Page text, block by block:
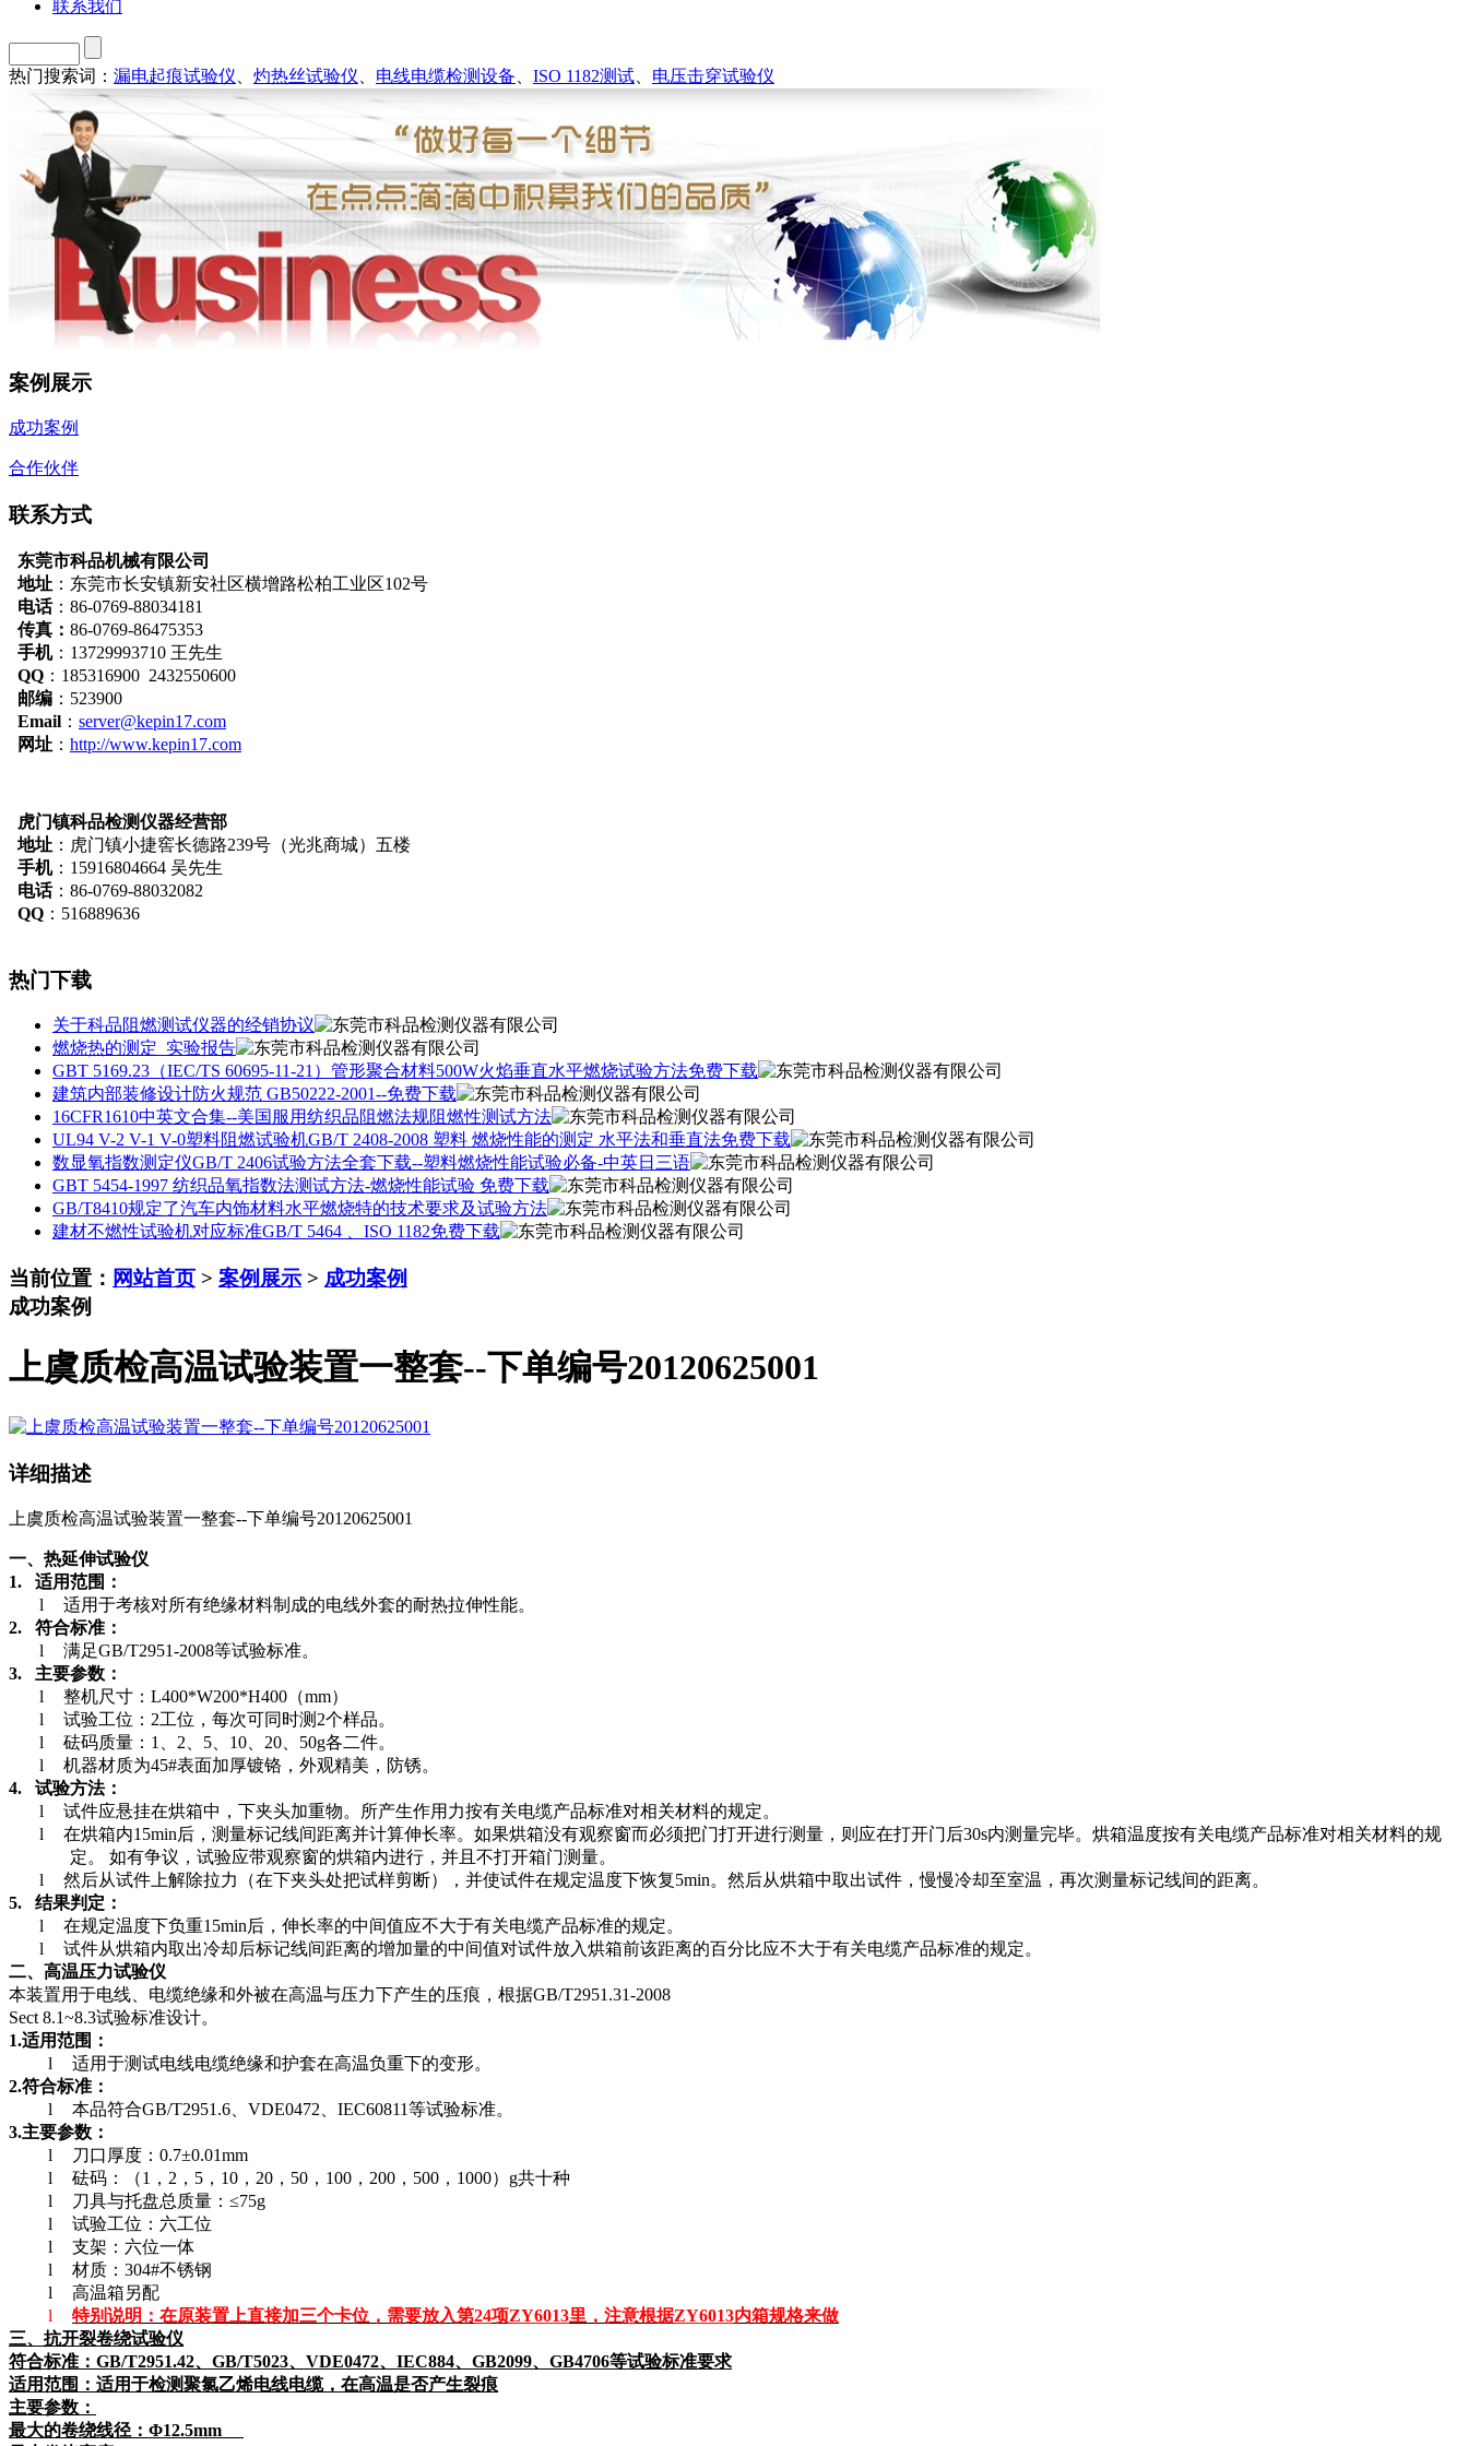
联系我们
热门搜索词： 漏电起痕试验仪 灼热丝试验仪 电线电缆检测设备 ISO 1182测试 电压击穿试验仪
案例展示
成功案例
合作伙伴
联系方式
东莞市科品机械有限公司
地址 ： 东莞市长安镇新安社区横增路松柏工业区102号
电话：86-0769-88034181
传真： 86-0769-86475353
手机：13729993710 王先生
QQ ：185316900 2432550600
邮编 ：523900
Email ： server@kepin17.com
网址 ： http://www.kepin17.com
虎门镇科品检测仪器经营部
地址 ：虎门镇小捷窖长德路239号（光兆商城）五楼
手机：15916804664 吴先生
电话：86-0769-88032082
QQ ：516889636
热门下载
关于科品阻燃测试仪器的经销协议
燃烧热的测定_实验报告
GBT 5169.23（IEC/TS 60695-11-21）管形聚合材料500W火焰垂直水平燃烧试验方法免费下载
建筑内部装修设计防火规范 GB50222-2001--免费下载
16CFR1610中英文合集--美国服用纺织品阻燃法规阻燃性测试方法
UL94 V-2 V-1 V-0塑料阻燃试验机GB/T 2408-2008 塑料 燃烧性能的测定 水平法和垂直法免费下载
数显氧指数测定仪GB/T 2406试验方法全套下载--塑料燃烧性能试验必备-中英日三语
GBT 5454-1997 纺织品氧指数法测试方法-燃烧性能试验 免费下载
GB/T8410规定了汽车内饰材料水平燃烧特的技术要求及试验方法
建材不燃性试验机对应标准GB/T 5464 、ISO 1182免费下载
当前位置： 网站首页 > 案例展示 > 成功案例
成功案例
上虞质检高温试验装置一整套--下单编号20120625001
详细描述
上虞质检高温试验装置一整套--下单编号20120625001
一、热延伸试验仪
1.
适用范围：
l
适用于考核对所有绝缘材料制成的电线外套的耐热拉伸性能。
2.
符合标准：
l
满足GB/T2951-2008等试验标准。
3.
主要参数：
l
整机尺寸： L400*W200*H400 （mm）
l
试验工位： 2工位，每次可同时测 2个样品。
l
砝码质量： 1 2 5 10 20 50g各二件。
l
机器材质为45#表面加厚镀铬，外观精美，防锈。
4.
试验方法：
l
试件应悬挂在烘箱中，下夹头加重物。所产生作用力按有关电缆产品标准对相关材料的规定。
l
在烘箱内15min后，测量标记线间距离并计算伸长率。如果烘箱没有观察窗而必须把门打开进行测量，则应在打开门后30s内测量完毕。烘箱温度按有关电缆产品标准对相关材料的规
定。 如有争议，试验应带观察窗的烘箱内进行，并且不打开箱门测量。
l
然后从试件上解除拉力（在下夹头处把试样剪断），并使试件在规定温度下恢复5min。然后从烘箱中取出试件，慢慢冷却至室温，再次测量标记线间的距离。
5.
结果判定：
l
在规定温度下负重15min后，伸长率的中间值应不大于有关电缆产品标准的规定。
l
试件从烘箱内取出冷却后标记线间距离的增加量的中间值对试件放入烘箱前该距离的百分比应不大于有关电缆产品标准的规定。
二、高温压力试验仪
本装置用于电线、电缆绝缘和外被在高温与压力下产生的压痕，根据GB/T2951.31-2008
Sect 8.1~8.3试验标准设计。
1.适用范围：
l
适用于测试电线电缆绝缘和护套在高温负重下的变形。
2.符合标准：
l
本品符合GB/T2951.6 VDE0472 IEC60811等试验标准。
3.主要参数：
l
刀口厚度： 0.7±0.01mm
l
砝码：（1 ， 2 ， 5 ， 10 ， 20 ， 50 ， 100 ， 200 ， 500 ， 1000） g共十种
l
刀具与托盘总质量：≤75g
l
试验工位：六工位
l
支架：六位一体
l
材质： 304#不锈钢
l
高温箱另配
l
特别说明：在原装置上直接加三个卡位，需要放入第24项ZY6013里，注意根据ZY6013内箱规格来做
三、抗开裂卷绕试验仪
符合标准： GB/T2951.42、 GB/T5023、 VDE0472、 IEC884、 GB2099、 GB4706等试验标准要求
适用范围： 适用于检测聚氯乙烯电线电缆，在高温是否产生裂痕
主要参数：
最大的卷绕线径：Φ12.5mm